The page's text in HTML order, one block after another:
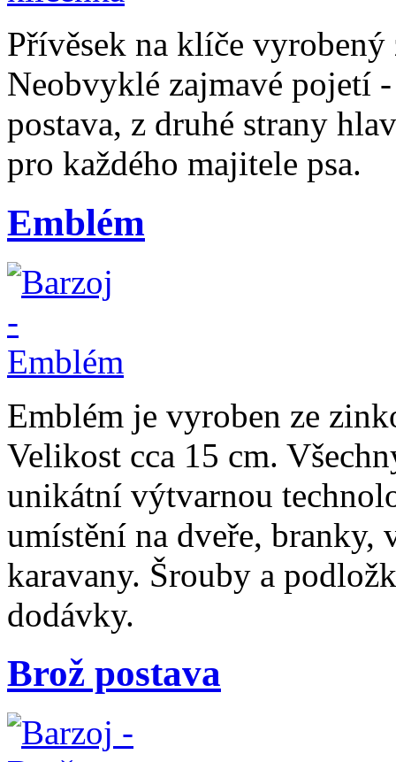
Přívěsek na klíče
Neobvyklé zajmavé pojetí
postava, z druhé strany
pro každého majitele psa.
Emblém
Emblém je vyroben ze
Velikost cca 15 cm.
unikátní výtvarnou
umístění na dveře, branky,
karavany. Šrouby a
dodávky.
Brož postava